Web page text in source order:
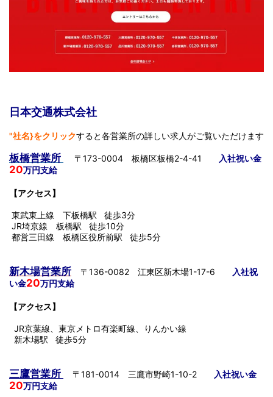
日本交通株式会社
"社名}をクリックすると各営業所の詳しい求人がご覧いただけます
板橋営業所 〒173-0004 板橋区板橋2-4-41 入社祝い金
20万円支給
【アクセス】
東武東上線 下板橋駅 徒歩3分
JR埼京線 板橋駅 徒歩10分
都営三田線 板橋区役所前駅 徒歩5分
新木場営業所 〒136-0082 江東区新木場1-17-6
入社祝
い金20万円支給
【アクセス】
JR京葉線、東京メトロ有楽町線、りんかい線
新木場駅 徒歩5分
三鷹営業所 〒181-0014 三鷹市野崎1-10-2 入社祝い金
20万円支給